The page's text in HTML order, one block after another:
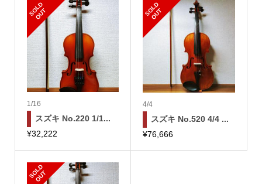
S
O
L
D
O
U
T
1/16
スズキ No.220 1/1...
¥32,222
S
O
L
D
O
U
T
4/4
スズキ No.520 4/4 ...
¥76,666
S
O
L
D
O
U
T